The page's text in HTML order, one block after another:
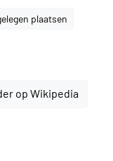
plaatsen
op Wikipedia